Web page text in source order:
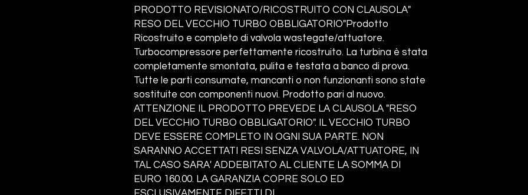
PRODOTTO REVISIONATO/RICOSTRUITO CON CLAUSOLA"
RESO DEL VECCHIO TURBO OBBLIGATORIO"Prodotto
Ricostruito e completo di valvola wastegate/attuatore.
Turbocompressore perfettamente ricostruito. La turbina è stata
completamente smontata, pulita e testata a banco di prova.
Tutte le parti consumate, mancanti o non funzionanti sono state
sostituite con componenti nuovi. Prodotto pari al nuovo.
ATTENZIONE IL PRODOTTO PREVEDE LA CLAUSOLA "RESO
DEL VECCHIO TURBO OBBLIGATORIO". IL VECCHIO TURBO
DEVE ESSERE COMPLETO IN OGNI SUA PARTE. NON
SARANNO ACCETTATI RESI SENZA VALVOLA/ATTUATORE, IN
TAL CASO SARA' ADDEBITATO AL CLIENTE LA SOMMA DI
EURO 160.00. LA GARANZIA COPRE SOLO ED